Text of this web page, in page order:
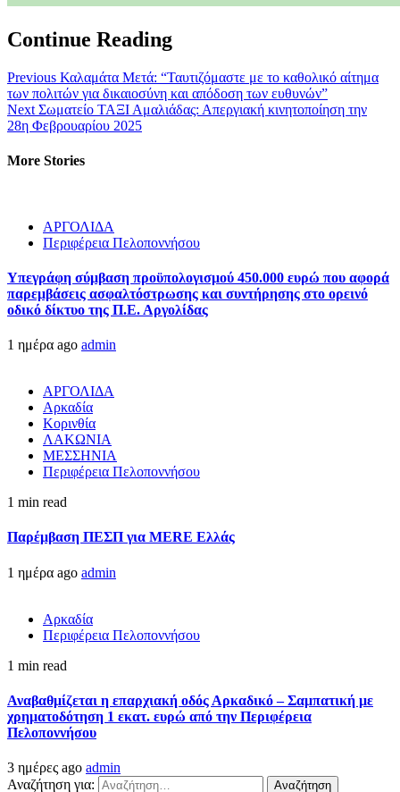
Continue Reading
Previous Καλαμάτα Μετά: “Ταυτιζόμαστε με το καθολικό αίτημα
των πολιτών για δικαιοσύνη και απόδοση των ευθυνών”
Next Σωματείο ΤΑΞΙ Αμαλιάδας: Απεργιακή κινητοποίηση την
28η Φεβρουαρίου 2025
More Stories
ΑΡΓΟΛΙΔΑ
Περιφέρεια Πελοποννήσου
Υπεγράφη σύμβαση προϋπολογισμού 450.000 ευρώ που αφορά
παρεμβάσεις ασφαλτόστρωσης και συντήρησης στο ορεινό
οδικό δίκτυο της Π.Ε. Αργολίδας
1 ημέρα ago admin
ΑΡΓΟΛΙΔΑ
Αρκαδία
Κορινθία
ΛΑΚΩΝΙΑ
ΜΕΣΣΗΝΙΑ
Περιφέρεια Πελοποννήσου
1 min read
Παρέμβαση ΠΕΣΠ για MERE Ελλάς
1 ημέρα ago admin
Αρκαδία
Περιφέρεια Πελοποννήσου
1 min read
Αναβαθμίζεται η επαρχιακή οδός Αρκαδικό – Σαμπατική με
χρηματοδότηση 1 εκατ. ευρώ από την Περιφέρεια
Πελοποννήσου
3 ημέρες ago admin
Αναζήτηση για: